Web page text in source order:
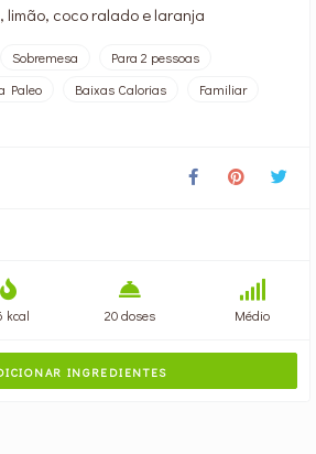
limão, coco ralado e laranja
Sobremesa
Para 2 pessoas
Paleo Baixas Calorias
Familiar
kcal 20 doses Médio
INGREDIENTES